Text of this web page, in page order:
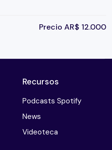
Precio AR$ 12.000
Recursos
Podcasts Spotify
News
Videoteca